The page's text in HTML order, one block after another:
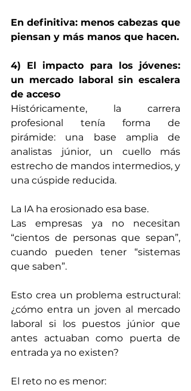
En definitiva: menos cabezas que
piensan y más manos que hacen.
4) El impacto para los jóvenes:
un mercado laboral sin escalera
de acceso
Históricamente, la carrera
profesional tenía forma de
pirámide: una base amplia de
analistas júnior, un cuello más
estrecho de mandos intermedios, y
una cúspide reducida.
La IA ha erosionado esa base.
Las empresas ya no necesitan
“cientos de personas que sepan”,
cuando pueden tener “sistemas
que saben”.
Esto crea un problema estructural:
¿cómo entra un joven al mercado
laboral si los puestos júnior que
antes actuaban como puerta de
entrada ya no existen?
El reto no es menor: